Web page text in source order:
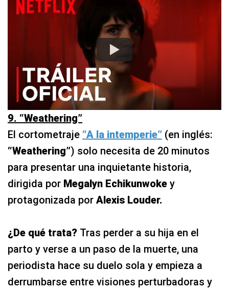
9. “Weathering”
El cortometraje “A la intemperie” (en inglés:
“Weathering”) solo necesita de 20 minutos
para presentar una inquietante historia,
dirigida por Megalyn Echikunwoke y
protagonizada por Alexis Louder.
¿De qué trata? Tras perder a su hija en el
parto y verse a un paso de la muerte, una
periodista hace su duelo sola y empieza a
derrumbarse entre visiones perturbadoras y